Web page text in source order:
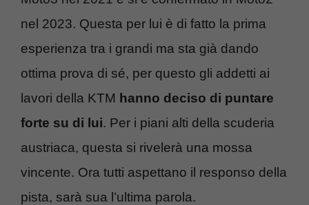
nel 2023. Questa per lui è di fatto la prima
esperienza tra i grandi ma sta già dando
ottima prova di sé, per questo gli addetti ai
lavori della KTM hanno deciso di puntare
forte su di lui. Per i piani alti della scuderia
austriaca, questa si rivelerà una mossa
vincente. Ora tutti aspettano il responso della
pista, sarà sua l’ultima parola.